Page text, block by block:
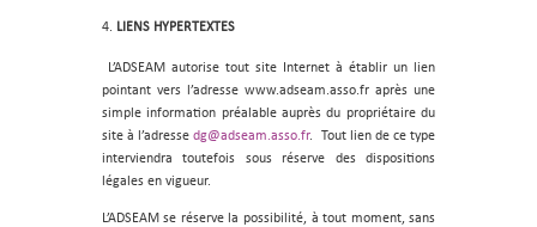
LIENS HYPERTEXTES
L’ADSEAM autorise tout site Internet à établir un lien
pointant vers l’adresse www.adseam.asso.fr après une
simple information préalable auprès du propriétaire du
site à l’adressedg@adseam.asso.fr. Tout lien de ce type
interviendra toutefois sous réserve des dispositions
légales en vigueur.
L’ADSEAM se réserve la possibilité, à tout moment, sans